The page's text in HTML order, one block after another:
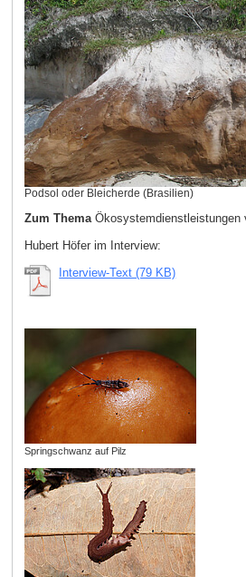
Podsol oder Bleicherde (Brasilien)
Zum ThemaÖkosystemdienstleistungen
Hubert Höfer im Interview:
Interview-Text (79 KB)
Springschwanz auf Pilz